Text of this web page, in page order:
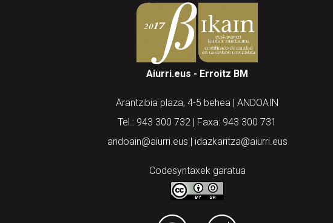
Aiurri.eus - Erroitz BM
Arantzibia plaza, 4-5 behea | ANDOAIN
Tel.: 943 300 732 | Faxa: 943 300 731
andoain@aiurri.eus | idazkaritza@aiurri.eus
Codesyntaxek garatua